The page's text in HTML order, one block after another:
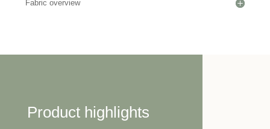
Fabric overview
Product highlights